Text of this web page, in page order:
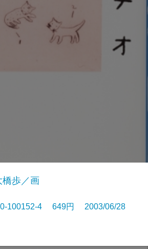
橋歩／画
100152-4 649円 2003/06/28